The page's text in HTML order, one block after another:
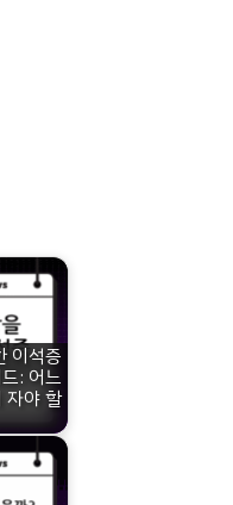
이석증
: 어느
자야 할